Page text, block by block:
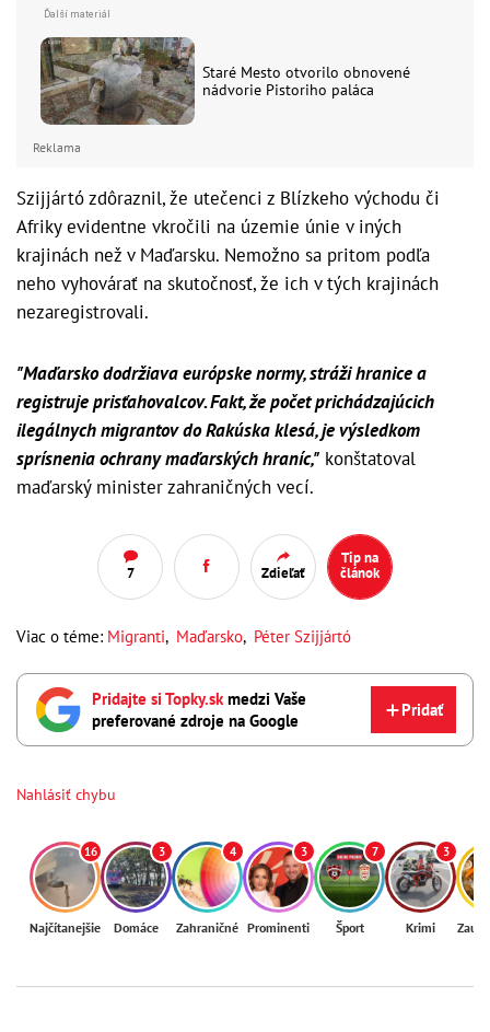
Staré Mesto otvorilo obnovené
nádvorie Pistoriho paláca
Reklama
Szijjártó zdôraznil, že utečenci z Blízkeho východu či
Afriky evidentne vkročili na územie únie v iných
krajinách než v Maďarsku. Nemožno sa pritom podľa
neho vyhovárať na skutočnosť, že ich v tých krajinách
nezaregistrovali.
"Maďarsko dodržiava európske normy, stráži hranice a
registruje prisťahovalcov. Fakt, že počet prichádzajúcich
ilegálnych migrantov do Rakúska klesá, je výsledkom
sprísnenia ochrany maďarských hraníc," konštatoval
maďarský minister zahraničných vecí.
7 Zdieľať
Tip na
článok
Viac o téme: Migranti, Maďarsko, Péter Szijjártó
Pridajte si Topky.sk medzi Vaše
preferované zdroje na Google
Pridať
Nahlásiť chybu
16
Najčítanejšie
3
Domáce
4
Zahraničné
3
Prominenti
7
Šport
3
Krimi